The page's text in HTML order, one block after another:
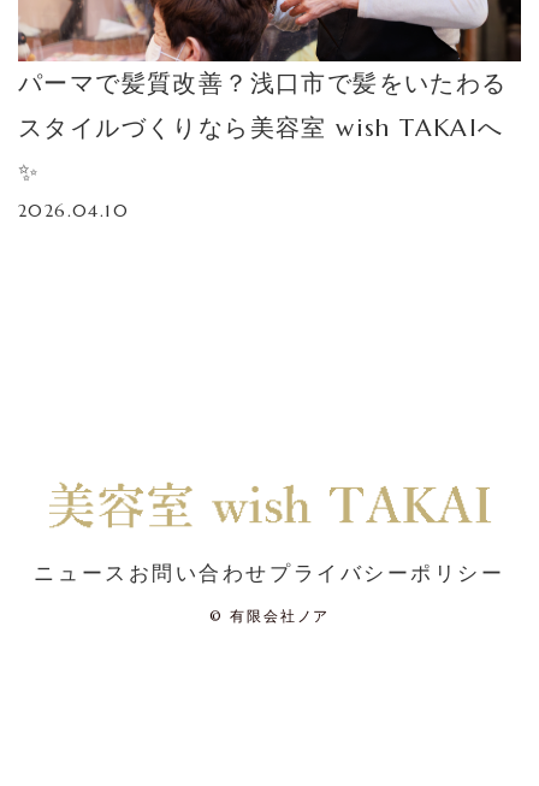
パーマで髪質改善？浅口市で髪をいたわる
スタイルづくりなら美容室 wish TAKAIへ
✨
2026.04.10
ニュース お問い合わせプライバシーポリシー
©有限会社ノア